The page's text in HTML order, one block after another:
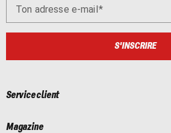
Ton adresse e-mail
S'INSCRIRE
Service client
Magazine